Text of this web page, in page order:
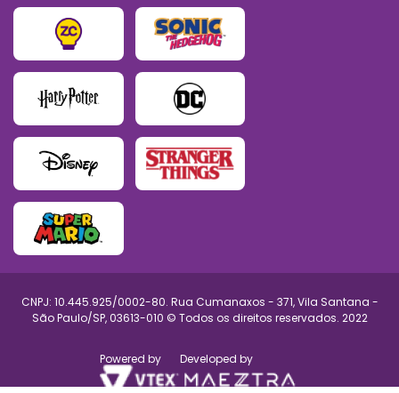
CNPJ: 10.445.925/0002-80. Rua Cumanaxos - 371, Vila Santana -
São Paulo/SP, 03613-010 © Todos os direitos reservados. 2022
Powered by Developed by